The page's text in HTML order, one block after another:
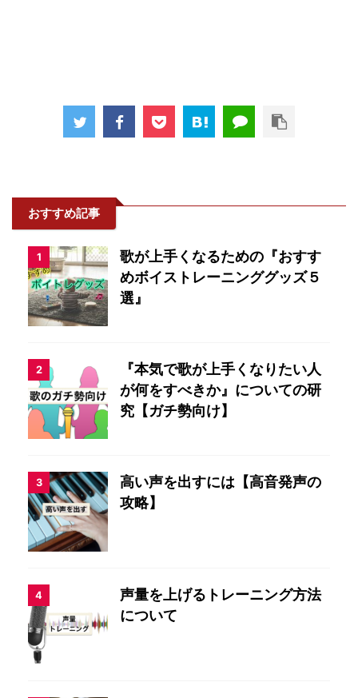
おすすめ記事
1
歌が上手くなるための『おすす
めボイストレーニンググッズ５
選』
2
『本気で歌が上手くなりたい人
が何をすべきか』についての研
究【ガチ勢向け】
3
高い声を出すには【高音発声の
攻略】
4
声量を上げるトレーニング方法
について